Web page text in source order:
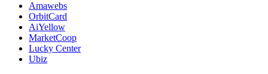
Amawebs
OrbitCard
AiYellow
MarketCoop
Lucky Center
Ubiz